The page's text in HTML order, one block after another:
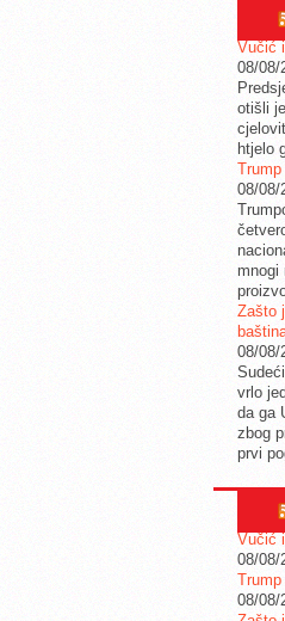
Vučić
08/08/
otišli
htjelo
08/08/
mnogi
Zašto
08/08/
vrlo
da ga
zbog
prvi
Vučić
08/08/
08/08/